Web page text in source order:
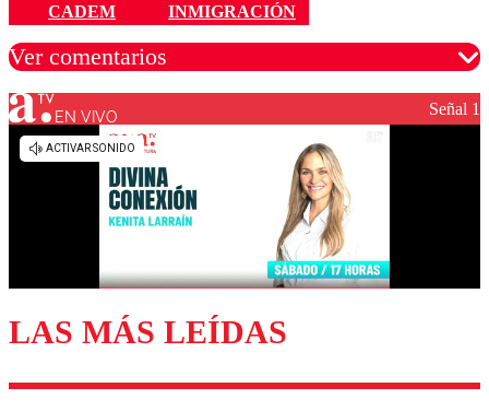
CADEM INMIGRACIÓN
Ver comentarios
Los comentarios son moderados para garantizar un
diálogo respetuoso.
Enviar comentario
EN VIVO Señal 1
LAS MÁS LEÍDAS